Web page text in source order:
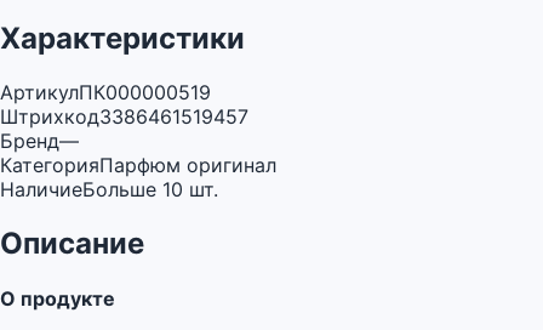
Характеристики
АртикулПК000000519
Штрихкод3386461519457
Бренд—
КатегорияПарфюм оригинал
НаличиеБольше 10 шт.
Описание
О продукте